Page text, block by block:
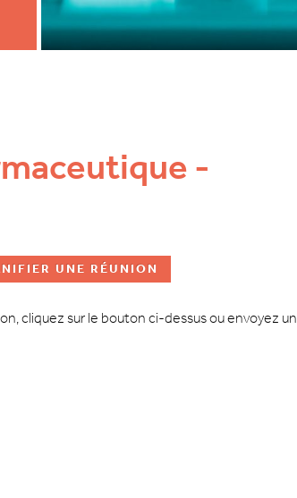
-
UNE RÉUNION
cliquez sur le bouton ci-dessus ou envoyez un